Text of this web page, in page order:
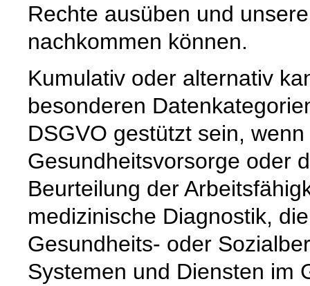
Rechte ausüben und
nachkommen können.
Kumulativ oder alternativ
besonderen
DSGVO gestützt sein,
Gesundheitsvorsorge oder
Beurteilung der
medizinische Diagnostik,
Gesundheits- oder
Systemen und Diensten im